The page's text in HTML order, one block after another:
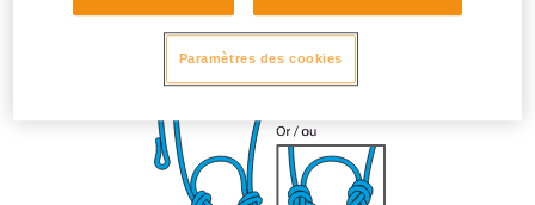
Paramètres des cookies